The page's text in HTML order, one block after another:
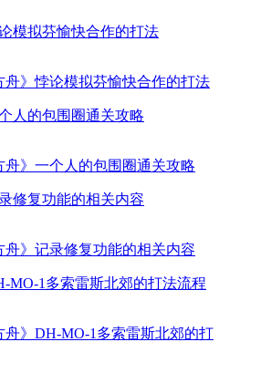
模拟芬愉快合作的打法
人的包围圈通关攻略
修复功能的相关内容
MO-1多索雷斯北郊的打法流程